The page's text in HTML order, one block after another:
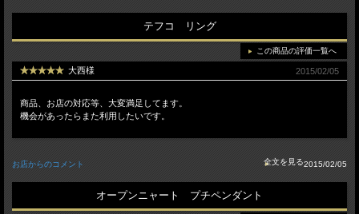
テフコ リング
この商品の評価一覧へ
大西様 2015/02/05
商品、お店の対応等、大変満足してます。
機会があったらまた利用したいです。
お店からのコメント 2015/02/05
オープンニャート プチペンダント